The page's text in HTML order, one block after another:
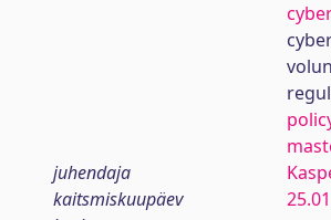
juhendaja
kaitsmiskuupäev